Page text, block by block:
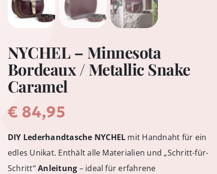
NYCHEL – Minnesota
Bordeaux / Metallic Snake
Caramel
€ 84,95
DIY Lederhandtasche NYCHEL mit Handnaht für ein
edles Unikat. Enthält alle Materialien und „Schritt-für-
Schritt“Anleitung – ideal für erfahrene